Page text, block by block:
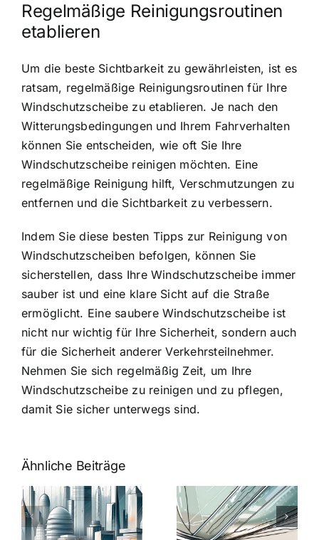
Regelmäßige Reinigungsroutinen
etablieren
Um die beste Sichtbarkeit zu gewährleisten, ist es
ratsam, regelmäßige Reinigungsroutinen für Ihre
Windschutzscheibe zu etablieren. Je nach den
Witterungsbedingungen und Ihrem Fahrverhalten
können Sie entscheiden, wie oft Sie Ihre
Windschutzscheibe reinigen möchten. Eine
regelmäßige Reinigung hilft, Verschmutzungen zu
entfernen und die Sichtbarkeit zu verbessern.
Indem Sie diese besten Tipps zur Reinigung von
Windschutzscheiben befolgen, können Sie
sicherstellen, dass Ihre Windschutzscheibe immer
sauber ist und eine klare Sicht auf die Straße
ermöglicht. Eine saubere Windschutzscheibe ist
nicht nur wichtig für Ihre Sicherheit, sondern auch
für die Sicherheit anderer Verkehrsteilnehmer.
Nehmen Sie sich regelmäßig Zeit, um Ihre
Windschutzscheibe zu reinigen und zu pflegen,
damit Sie sicher unterwegs sind.
Ähnliche Beiträge
5 Gründe,
warum
Nanoversiegelung
7
Expertentipps